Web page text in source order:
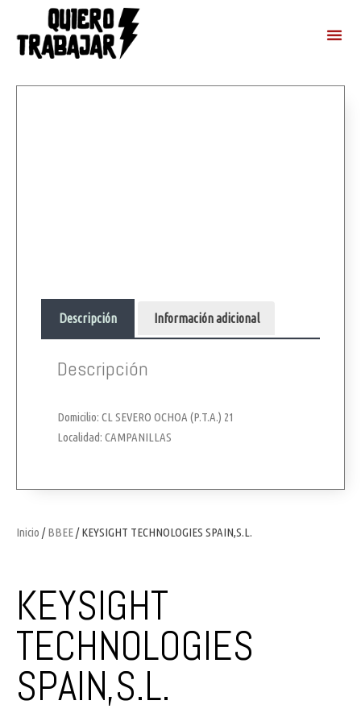
Inicio /BBEE/ KEYSIGHT TECHNOLOGIES SPAIN,S.L.
KEYSIGHT
TECHNOLOGIES
SPAIN,S.L.
Descripción Información adicional
Descripción
Domicilio: CL SEVERO OCHOA (P.T.A.) 21
Localidad: CAMPANILLAS